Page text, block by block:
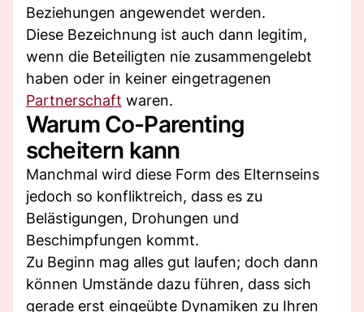
Beziehungen angewendet werden.
Diese Bezeichnung ist auch dann legitim,
wenn die Beteiligten nie zusammengelebt
haben oder in keiner eingetragenen
Partnerschaft waren.
Warum Co-Parenting
scheitern kann
Manchmal wird diese Form des Elternseins
jedoch so konfliktreich, dass es zu
Belästigungen, Drohungen und
Beschimpfungen kommt.
Zu Beginn mag alles gut laufen; doch dann
können Umstände dazu führen, dass sich
gerade erst eingeübte Dynamiken zu Ihren